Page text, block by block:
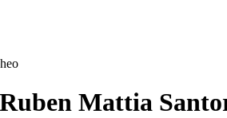
Mattia